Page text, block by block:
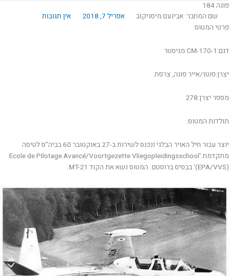
פוגה 184
שם המחבר: אבינעם מיסניקוב
אפריל 7, 2018
אין תגובות
פרטי המטוס:
דגם:CM-170-1 מגיסטר
יצרן:פוטז/אייר פוגה, צרפת
מספר יצרן:278
תולדות המטוס:
יוצר עבור חיל האויר הבלגי ונכנס לשירות ב-27 באוקטובר 60 בביה"ס לטיסה
מתקדמת 'Ecole de Pilotage Avancé/Voortgezette Vliegopleidingsschool
(EPA/VVS)' בבסיס ברוסטם. המטוס נשא את הקוד MT-21.